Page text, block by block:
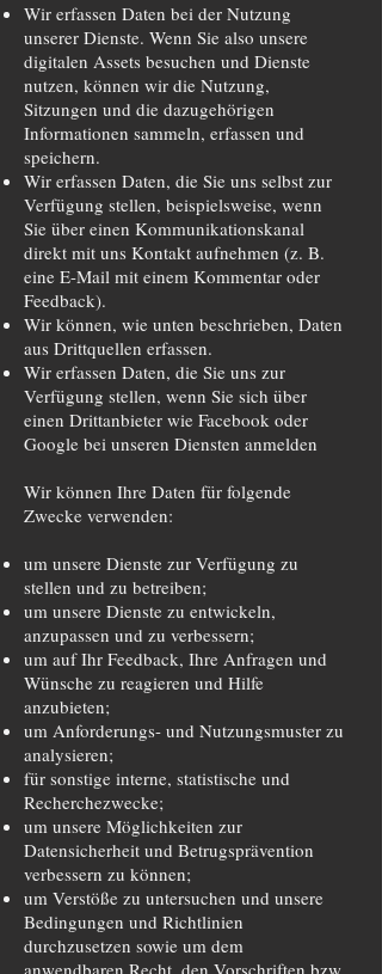
Wir erfassen Daten bei der Nutzung
unserer Dienste. Wenn Sie also unsere
digitalen Assets besuchen und Dienste
nutzen, können wir die Nutzung,
Sitzungen und die dazugehörigen
Informationen sammeln, erfassen und
speichern.
Wir erfassen Daten, die Sie uns selbst zur
Verfügung stellen, beispielsweise, wenn
Sie über einen Kommunikationskanal
direkt mit uns Kontakt aufnehmen (z. B.
eine E-Mail mit einem Kommentar oder
Feedback).
Wir können, wie unten beschrieben, Daten
aus Drittquellen erfassen.
Wir erfassen Daten, die Sie uns zur
Verfügung stellen, wenn Sie sich über
einen Drittanbieter wie Facebook oder
Google bei unseren Diensten anmelden
Wir können Ihre Daten für folgende
Zwecke verwenden:
um unsere Dienste zur Verfügung zu
stellen und zu betreiben;
um unsere Dienste zu entwickeln,
anzupassen und zu verbessern;
um auf Ihr Feedback, Ihre Anfragen und
Wünsche zu reagieren und Hilfe
anzubieten;
um Anforderungs- und Nutzungsmuster zu
analysieren;
für sonstige interne, statistische und
Recherchezwecke;
um unsere Möglichkeiten zur
Datensicherheit und Betrugsprävention
verbessern zu können;
um Verstöße zu untersuchen und unsere
Bedingungen und Richtlinien
durchzusetzen sowie um dem
anwendbaren Recht, den Vorschriften bzw.